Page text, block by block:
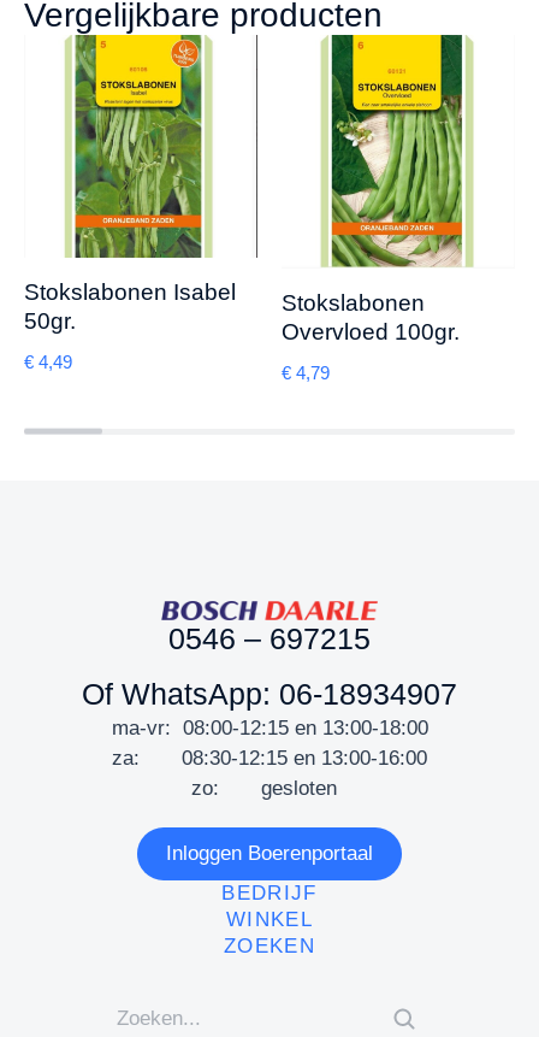
Vergelijkbare producten
Stokslabonen Isabel
50gr.
€ 4,49
Stokslabonen
Overvloed 100gr.
€ 4,79
0546 – 697215
Of WhatsApp: 06-18934907
ma-vr: 08:00-12:15 en 13:00-18:00
za: 08:30-12:15 en 13:00-16:00
zo: gesloten
Inloggen Boerenportaal
BEDRIJF
WINKEL
ZOEKEN